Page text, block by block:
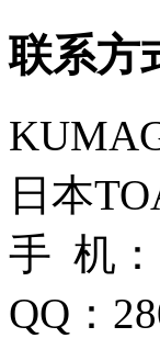
联系方
日本
手 机：
QQ：